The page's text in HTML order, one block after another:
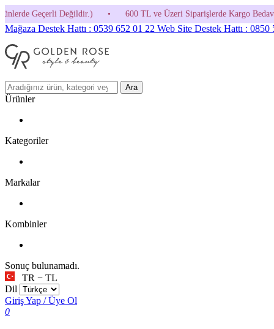
Kodunu Kullanmayı Unutma! (Parfüm ve İndirimli Ürünlerde Geçerli
Mağaza Destek Hattı : 0539 652 01 22 Web Site Destek Hattı : 0850
Ara
Ürünler
Kategoriler
Markalar
Kombinler
Sonuç bulunamadı.
TR − TL
Dil
Giriş Yap / Üye Ol
0